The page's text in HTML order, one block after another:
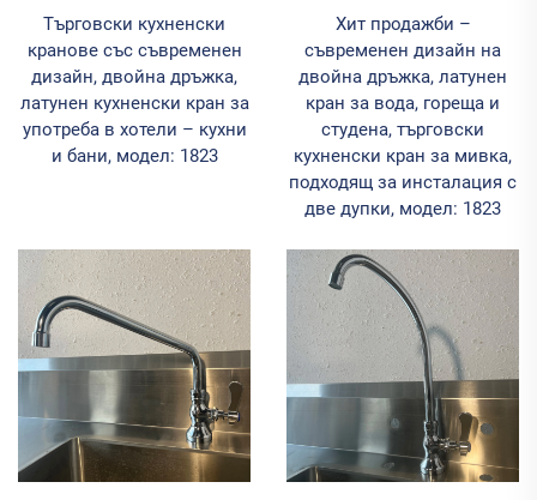
Търговски кухненски
кранове със съвременен
дизайн, двойна дръжка,
латунен кухненски кран за
употреба в хотели – кухни
и бани, модел: 1823
Хит продажби –
съвременен дизайн на
двойна дръжка, латунен
кран за вода, гореща и
студена, търговски
кухненски кран за мивка,
подходящ за инсталация с
две дупки, модел: 1823